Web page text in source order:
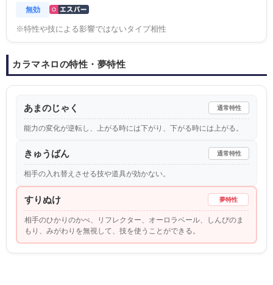
無効
※特性や技による影響ではないタイプ相性
カラマネロの特性・夢特性
あまのじゃく 通常特性
能力の変化が逆転し、上がる時には下がり、下がる時には上がる。
きゅうばん 通常特性
相手の入れ替えさせる技や道具が効かない。
すりぬけ 夢特性
相手のひかりのかべ、リフレクター、オーロラベール、しんぴのま
もり、みがわりを無視して、技を使うことができる。